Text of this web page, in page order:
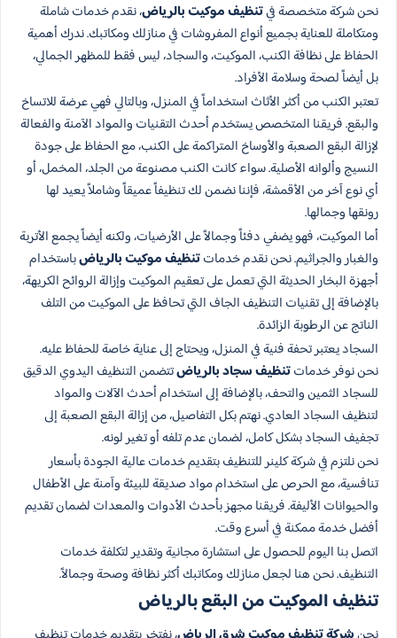
نحن شركة متخصصة فيتنظيف موكيت بالرياض، نقدم خدمات شاملة
ومتكاملة للعناية بجميع أنواع المفروشات في منازلك ومكاتبك. ندرك أهمية
الحفاظ على نظافة الكنب، الموكيت، والسجاد، ليس فقط للمظهر الجمالي،
بل أيضاً لصحة وسلامة الأفراد.
تعتبر الكنب من أكثر الأثاث استخداماً في المنزل، وبالتالي فهي عرضة للاتساخ
والبقع. فريقنا المتخصص يستخدم أحدث التقنيات والمواد الآمنة والفعالة
لإزالة البقع الصعبة والأوساخ المتراكمة على الكنب، مع الحفاظ على جودة
النسيج وألوانه الأصلية. سواء كانت الكنب مصنوعة من الجلد، المخمل، أو
أي نوع آخر من الأقمشة، فإننا نضمن لك تنظيفاً عميقاً وشاملاً يعيد لها
رونقها وجمالها.
أما الموكيت، فهو يضفي دفئاً وجمالاً على الأرضيات، ولكنه أيضاً يجمع الأتربة
والغبار والجراثيم. نحن نقدم خدماتتنظيف موكيت بالرياضباستخدام
أجهزة البخار الحديثة التي تعمل على تعقيم الموكيت وإزالة الروائح الكريهة،
بالإضافة إلى تقنيات التنظيف الجاف التي تحافظ على الموكيت من التلف
الناتج عن الرطوبة الزائدة.
السجاد يعتبر تحفة فنية في المنزل، ويحتاج إلى عناية خاصة للحفاظ عليه.
نحن نوفر خدماتتنظيف سجاد بالرياضتتضمن التنظيف اليدوي الدقيق
للسجاد الثمين والتحف، بالإضافة إلى استخدام أحدث الآلات والمواد
لتنظيف السجاد العادي. نهتم بكل التفاصيل، من إزالة البقع الصعبة إلى
تجفيف السجاد بشكل كامل، لضمان عدم تلفه أو تغير لونه.
نحن نلتزم في شركة كلينر للتنظيف بتقديم خدمات عالية الجودة بأسعار
تنافسية، مع الحرص على استخدام مواد صديقة للبيئة وآمنة على الأطفال
والحيوانات الأليفة. فريقنا مجهز بأحدث الأدوات والمعدات لضمان تقديم
أفضل خدمة ممكنة في أسرع وقت.
اتصل بنا اليوم للحصول على استشارة مجانية وتقدير لتكلفة خدمات
التنظيف. نحن هنا لجعل منازلك ومكاتبك أكثر نظافة وصحة وجمالاً.
تنظيف الموكيت من البقع بالرياض